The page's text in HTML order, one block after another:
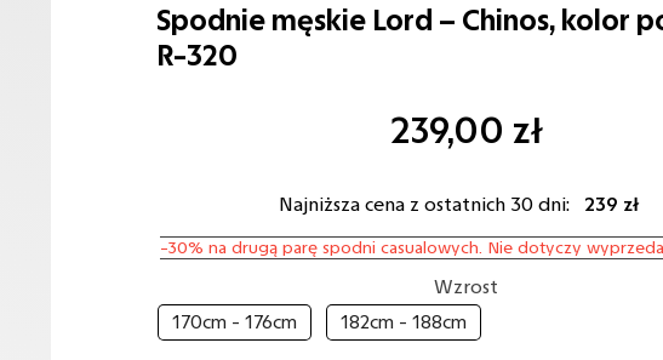
Spodnie męskie Lord – Chinos, kolor
R-320
239,00 zł
Najniższa cena z ostatnich 30 dni: 239 zł
-30% na drugą parę spodni casualowych. Nie dotyczy
Wzrost
170cm - 176cm 182cm - 188cm